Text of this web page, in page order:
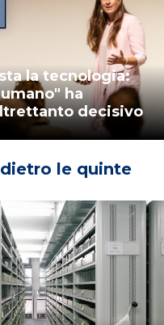
la tecnologia:
ha
decisivo
dietro le quinte